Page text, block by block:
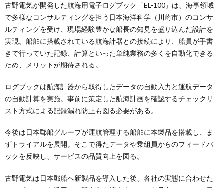
古野電気が開発した航海用電子ログブック「EL-100」は、海事領域
で多様なコンサルティングを担う日本海洋科学（川崎市）のコンサ
ルティングを受け、現場経験豊かな船長の知見を盛り込んだ設計を
実現。船舶に搭載されている航海計器との接続により、船員が手書
きで行っていた記録、計算といった単純業務の多くを自動化できる
ため、メリットが期待される。
ログブックは航海計器から取得したデータの自動入力と運航データ
の自動計算を実施。事前に策定した航海計画を確認するチェックリ
スト方式による記録漏れ防止も図る必要がある。
今後は日本郵船グループが運航管理する船舶に本製品を搭載し、ま
ずトライアルを展開。そこで得たデータや乗組員からのフィードバ
ックを反映し、サービスの品質向上を図る。
古野電気は日本郵船へ新製品を導入した後、各社の実態に合わせた